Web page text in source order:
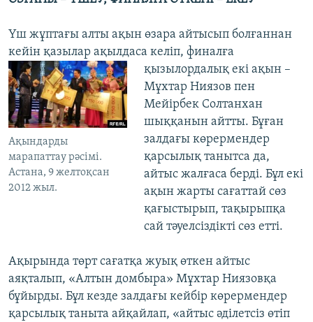
Үш жұптағы алты ақын өзара айтысып болғаннан
кейін қазылар ақылдаса келіп,
Ақындарды
марапаттау рәсімі.
Астана, 9 желтоқсан
2012 жыл.
финалға
қызылордалық екі ақын –
Мұхтар Ниязов пен
Мейірбек Солтанхан
шыққанын айтты. Бұған
залдағы көрермендер
қарсылық танытса да,
айтыс жалғаса берді. Бұл екі
ақын жарты сағаттай сөз
қағыстырып, тақырыпқа
сай тәуелсіздікті сөз етті.
Ақырында төрт сағатқа жуық өткен айтыс
аяқталып, «Алтын домбыра» Мұхтар Ниязовқа
бұйырды. Бұл кезде залдағы кейбір көрермендер
қарсылық таныта айқайлап, «айтыс әділетсіз өтіп